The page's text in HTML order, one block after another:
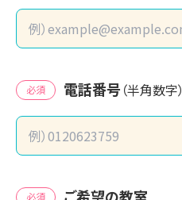
必須 電話番号 （半角数字）
必須